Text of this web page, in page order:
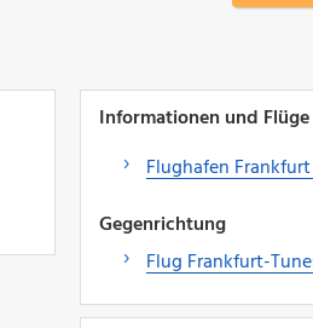
Informationen und
Flughafen Frankfurt
Gegenrichtung
Flug Frankfurt-